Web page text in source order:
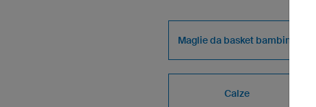
Maglie da basket bambino
Calze